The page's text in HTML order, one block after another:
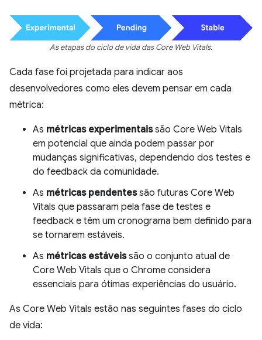
As etapas do ciclo de vida das Core Web Vitals.
Cada fase foi projetada para indicar aos
desenvolvedores como eles devem pensar em cada
métrica:
As métricas experimentaissão Core Web Vitals
em potencial que ainda podem passar por
mudanças significativas, dependendo dos testes e
do feedback da comunidade.
As métricas pendentessão futuras Core Web
Vitals que passaram pela fase de testes e
feedback e têm um cronograma bem definido para
se tornarem estáveis.
As métricas estáveissão o conjunto atual de
Core Web Vitals que o Chrome considera
essenciais para ótimas experiências do usuário.
As Core Web Vitals estão nas seguintes fases do ciclo
de vida: